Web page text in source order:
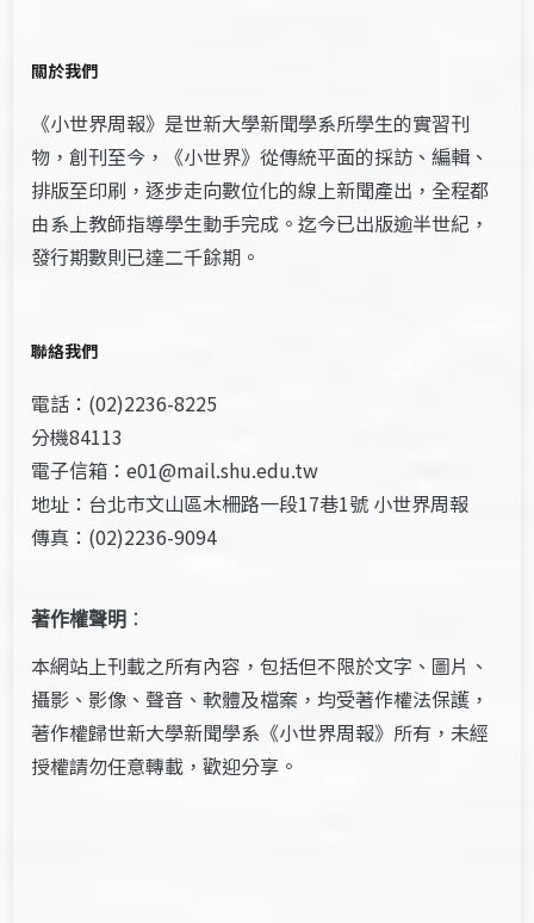
關於我們
《小世界周報》是世新大學新聞學系所學生的實習刊
物，創刊至今，《小世界》從傳統平面的採訪、編輯、
排版至印刷，逐步走向數位化的線上新聞產出，全程都
由系上教師指導學生動手完成。迄今已出版逾半世紀，
發行期數則已達二千餘期。
聯絡我們
電話：(02)2236-8225
分機84113
電子信箱：e01@mail.shu.edu.tw
地址：台北市文山區木柵路一段17巷1號 小世界周報
傳真：(02)2236-9094
著作權聲明 ：
本網站上刊載之所有內容，包括但不限於文字、圖片、
攝影、影像、聲音、軟體及檔案，均受著作權法保護，
著作權歸世新大學新聞學系《小世界周報》所有，未經
授權請勿任意轉載，歡迎分享。